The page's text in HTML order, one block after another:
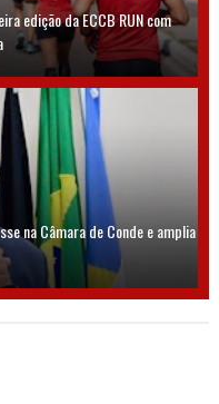
edição da ECCB RUN com
na Câmara de Conde e amplia